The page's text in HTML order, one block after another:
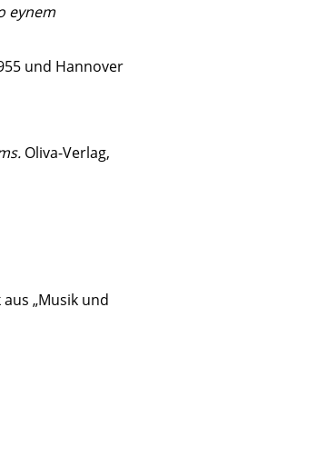
eynem
und Hannover
Oliva-Verlag,
„Musik und